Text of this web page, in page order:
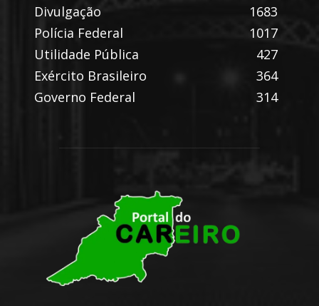
Divulgação
1683
Polícia Federal
1017
Utilidade Pública
427
Exército Brasileiro
364
Governo Federal
314